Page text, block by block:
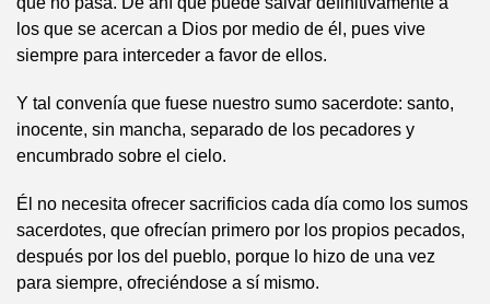
los que se acercan a Dios por medio de él, pues vive
siempre para interceder a favor de ellos.
Y tal convenía que fuese nuestro sumo sacerdote: santo,
inocente, sin mancha, separado de los pecadores y
encumbrado sobre el cielo.
Él no necesita ofrecer sacrificios cada día como los sumos
sacerdotes, que ofrecían primero por los propios pecados,
después por los del pueblo, porque lo hizo de una vez
para siempre, ofreciéndose a sí mismo.